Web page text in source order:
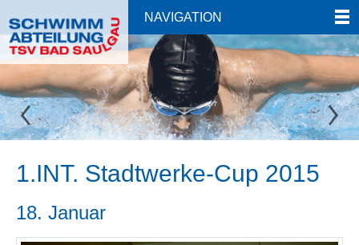
NAVIGATION
1.INT. Stadtwerke-Cup 2015
18. Januar